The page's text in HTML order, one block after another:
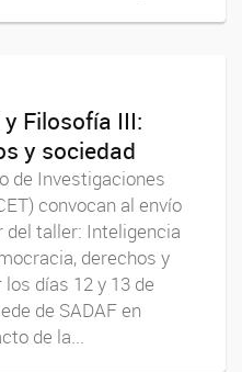
Filosofía III:
y sociedad
de Investigaciones
convocan al envío
del taller: Inteligencia
derechos y
días 12 y 13 de
de SADAF en
de la...